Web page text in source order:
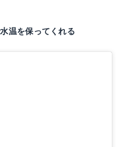
Amazonで詳細を見る
楽天で詳細を見る
温を保ってくれる